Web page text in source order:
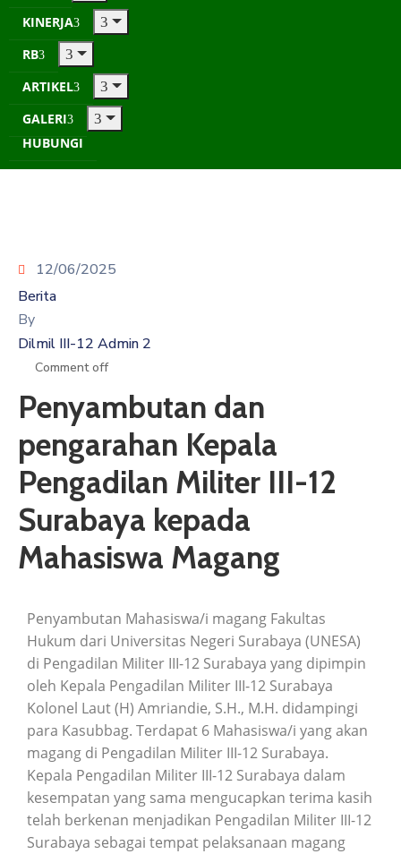
KINERJA
RB
ARTIKEL
GALERI
HUBUNGI
12/06/2025
Berita
By
Dilmil III-12 Admin 2
Comment off
Penyambutan dan
pengarahan Kepala
Pengadilan Militer III-12
Surabaya kepada
Mahasiswa Magang
Penyambutan Mahasiswa/i magang Fakultas
Hukum dari Universitas Negeri Surabaya (UNESA)
di Pengadilan Militer III-12 Surabaya yang dipimpin
oleh Kepala Pengadilan Militer III-12 Surabaya
Kolonel Laut (H) Amriandie, S.H., M.H. didampingi
para Kasubbag. Terdapat 6 Mahasiswa/i yang akan
magang di Pengadilan Militer III-12 Surabaya.
Kepala Pengadilan Militer III-12 Surabaya dalam
kesempatan yang sama mengucapkan terima kasih
telah berkenan menjadikan Pengadilan Militer III-12
Surabaya sebagai tempat pelaksanaan magang